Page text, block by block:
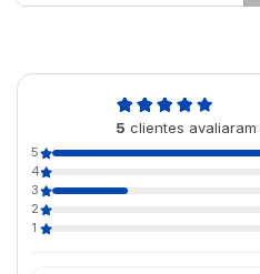
5 clientes
5
4
3
2
1